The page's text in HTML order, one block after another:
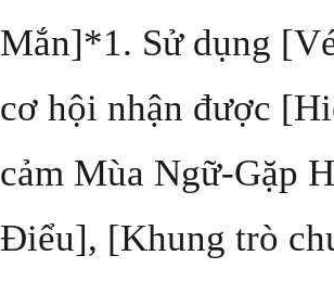
Mắn]*1. Sử dụng
cơ hội nhận được
cảm Mùa Ngữ-Gặp
Điểu], [Khung trò